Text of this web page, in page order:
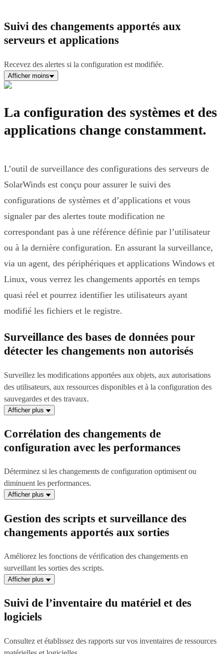
Suivi des changements apportés aux
serveurs et applications
Recevez des alertes si la configuration est modifiée.
Afficher moins
La configuration des systèmes et des
applications change constamment.
L’outil de surveillance des configurations des serveurs de
SolarWinds est conçu pour assurer le suivi des
configurations de systèmes et d’applications et vous
signaler par des alertes toute modification ne
correspondant pas à une référence définie par l’utilisateur
ou à la dernière configuration. En assurant la surveillance,
via un agent, des périphériques et applications Windows et
Linux, vous verrez les changements apportés en temps
quasi réel et pourrez identifier les utilisateurs ayant
modifié les fichiers et le registre.
Surveillance des bases de données pour
détecter les changements non autorisés
Surveillez les modifications apportées aux objets, aux autorisations
des utilisateurs, aux ressources disponibles et à la configuration des
sauvegardes et des travaux.
Afficher plus
Corrélation des changements de
configuration avec les performances
Déterminez si les changements de configuration optimisent ou
diminuent les performances.
Afficher plus
Gestion des scripts et surveillance des
changements apportés aux sorties
Améliorez les fonctions de vérification des changements en
surveillant les sorties des scripts.
Afficher plus
Suivi de l’inventaire du matériel et des
logiciels
Consultez et établissez des rapports sur vos inventaires de ressources